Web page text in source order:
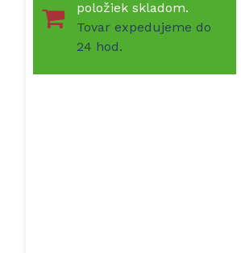
položiek skladom.
Tovar expedujeme do
24 hod.